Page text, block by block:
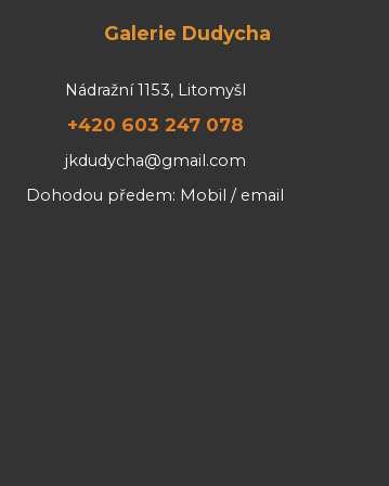
Galerie Dudycha
Nádražní 1153, Litomyšl
+420 603 247 078
jkdudycha@gmail.com
Dohodou předem: Mobil / email